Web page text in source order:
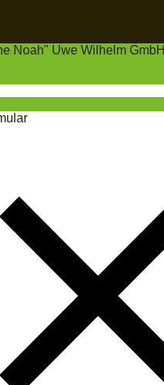
Noah" Uwe Wilhelm GmbH